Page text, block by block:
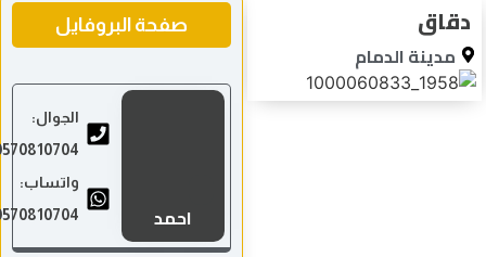
دقاق
مدينة الدمام
صفحة البروفايل
احمد
الجوال:
0570810704
واتساب:
0570810704